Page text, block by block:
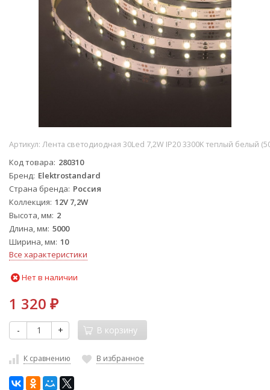
Артикул: Лента светодиодная 30Led 7,2W IP20 3300K теплый белый
Код товара 280310
Бренд Elektrostandard
Страна бренда Россия
Коллекция 12V 7,2W
Высота, мм 2
Длина, мм 5000
Ширина, мм 10
Все характеристики
Нет в наличии
1 320 ₽
- + В корзину
К сравнению В избранное